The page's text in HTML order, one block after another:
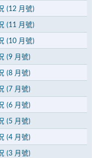
(12 月號)
(11 月號)
(10 月號)
(9 月號)
(8 月號)
(7 月號)
(6 月號)
(5 月號)
(4 月號)
(3 月號)